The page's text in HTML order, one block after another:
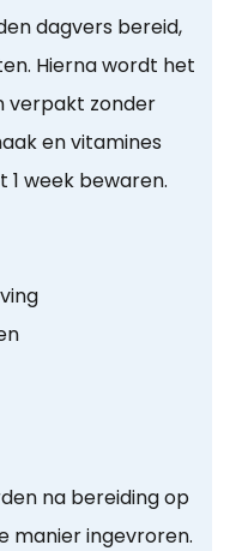
dagvers bereid,
Hierna wordt het
verpakt zonder
en vitamines
week bewaren.
na bereiding op
manier ingevroren.